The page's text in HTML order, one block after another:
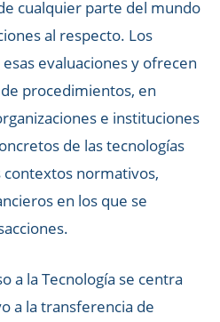
cualquier parte del mundo
al respecto. Los
evaluaciones y ofrecen
procedimientos, en
e instituciones
de las tecnologías
normativos,
en los que se
a la Tecnología se centra
a la transferencia de